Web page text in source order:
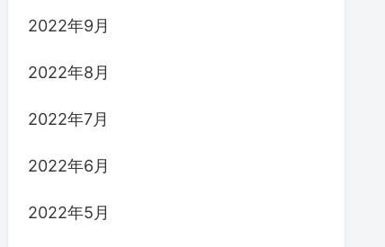
2022年9月
2022年8月
2022年7月
2022年6月
2022年5月